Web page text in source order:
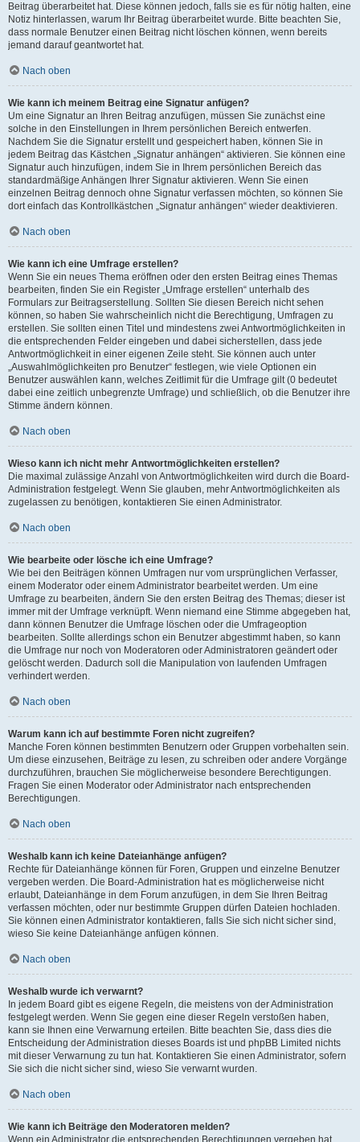
Beitrag überarbeitet hat. Diese können jedoch, falls sie es für nötig halten, eine
Notiz hinterlassen, warum Ihr Beitrag überarbeitet wurde. Bitte beachten Sie,
dass normale Benutzer einen Beitrag nicht löschen können, wenn bereits
jemand darauf geantwortet hat.
Nach oben
Wie kann ich meinem Beitrag eine Signatur anfügen?
Um eine Signatur an Ihren Beitrag anzufügen, müssen Sie zunächst eine
solche in den Einstellungen in Ihrem persönlichen Bereich entwerfen.
Nachdem Sie die Signatur erstellt und gespeichert haben, können Sie in
jedem Beitrag das Kästchen „Signatur anhängen“ aktivieren. Sie können eine
Signatur auch hinzufügen, indem Sie in Ihrem persönlichen Bereich das
standardmäßige Anhängen Ihrer Signatur aktivieren. Wenn Sie einen
einzelnen Beitrag dennoch ohne Signatur verfassen möchten, so können Sie
dort einfach das Kontrollkästchen „Signatur anhängen“ wieder deaktivieren.
Nach oben
Wie kann ich eine Umfrage erstellen?
Wenn Sie ein neues Thema eröffnen oder den ersten Beitrag eines Themas
bearbeiten, finden Sie ein Register „Umfrage erstellen“ unterhalb des
Formulars zur Beitragserstellung. Sollten Sie diesen Bereich nicht sehen
können, so haben Sie wahrscheinlich nicht die Berechtigung, Umfragen zu
erstellen. Sie sollten einen Titel und mindestens zwei Antwortmöglichkeiten in
die entsprechenden Felder eingeben und dabei sicherstellen, dass jede
Antwortmöglichkeit in einer eigenen Zeile steht. Sie können auch unter
„Auswahlmöglichkeiten pro Benutzer“ festlegen, wie viele Optionen ein
Benutzer auswählen kann, welches Zeitlimit für die Umfrage gilt (0 bedeutet
dabei eine zeitlich unbegrenzte Umfrage) und schließlich, ob die Benutzer ihre
Stimme ändern können.
Nach oben
Wieso kann ich nicht mehr Antwortmöglichkeiten erstellen?
Die maximal zulässige Anzahl von Antwortmöglichkeiten wird durch die Board-
Administration festgelegt. Wenn Sie glauben, mehr Antwortmöglichkeiten als
zugelassen zu benötigen, kontaktieren Sie einen Administrator.
Nach oben
Wie bearbeite oder lösche ich eine Umfrage?
Wie bei den Beiträgen können Umfragen nur vom ursprünglichen Verfasser,
einem Moderator oder einem Administrator bearbeitet werden. Um eine
Umfrage zu bearbeiten, ändern Sie den ersten Beitrag des Themas; dieser ist
immer mit der Umfrage verknüpft. Wenn niemand eine Stimme abgegeben hat,
dann können Benutzer die Umfrage löschen oder die Umfrageoption
bearbeiten. Sollte allerdings schon ein Benutzer abgestimmt haben, so kann
die Umfrage nur noch von Moderatoren oder Administratoren geändert oder
gelöscht werden. Dadurch soll die Manipulation von laufenden Umfragen
verhindert werden.
Nach oben
Warum kann ich auf bestimmte Foren nicht zugreifen?
Manche Foren können bestimmten Benutzern oder Gruppen vorbehalten sein.
Um diese einzusehen, Beiträge zu lesen, zu schreiben oder andere Vorgänge
durchzuführen, brauchen Sie möglicherweise besondere Berechtigungen.
Fragen Sie einen Moderator oder Administrator nach entsprechenden
Berechtigungen.
Nach oben
Weshalb kann ich keine Dateianhänge anfügen?
Rechte für Dateianhänge können für Foren, Gruppen und einzelne Benutzer
vergeben werden. Die Board-Administration hat es möglicherweise nicht
erlaubt, Dateianhänge in dem Forum anzufügen, in dem Sie Ihren Beitrag
verfassen möchten, oder nur bestimmte Gruppen dürfen Dateien hochladen.
Sie können einen Administrator kontaktieren, falls Sie sich nicht sicher sind,
wieso Sie keine Dateianhänge anfügen können.
Nach oben
Weshalb wurde ich verwarnt?
In jedem Board gibt es eigene Regeln, die meistens von der Administration
festgelegt werden. Wenn Sie gegen eine dieser Regeln verstoßen haben,
kann sie Ihnen eine Verwarnung erteilen. Bitte beachten Sie, dass dies die
Entscheidung der Administration dieses Boards ist und phpBB Limited nichts
mit dieser Verwarnung zu tun hat. Kontaktieren Sie einen Administrator, sofern
Sie sich die nicht sicher sind, wieso Sie verwarnt wurden.
Nach oben
Wie kann ich Beiträge den Moderatoren melden?
Wenn ein Administrator die entsprechenden Berechtigungen vergeben hat,